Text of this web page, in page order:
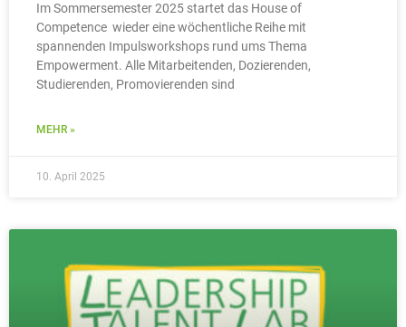
Im Sommersemester 2025 startet das House of
Competence wieder eine wöchentliche Reihe mit
spannenden Impulsworkshops rund ums Thema
Empowerment. Alle Mitarbeitenden, Dozierenden,
Studierenden, Promovierenden sind
MEHR »
10. April 2025